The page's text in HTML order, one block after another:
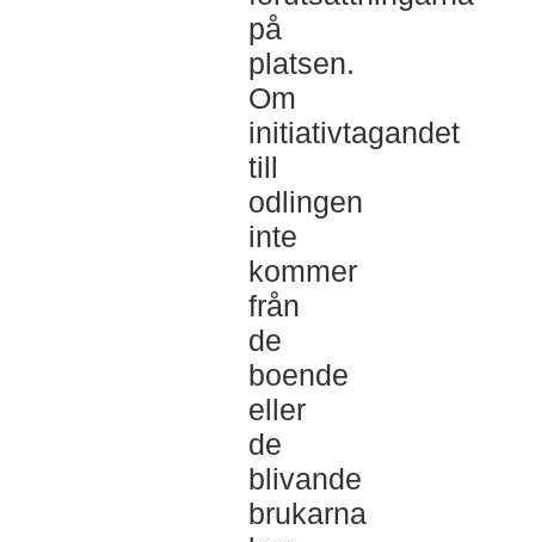
på
platsen.
Om
initiativtagandet
till
odlingen
inte
kommer
från
de
boende
eller
de
blivande
brukarna